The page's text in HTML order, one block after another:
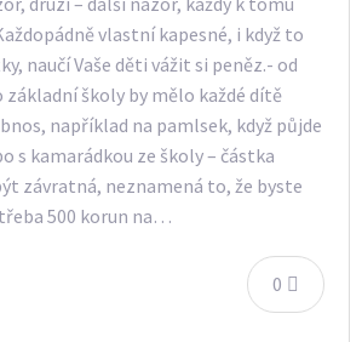
vlastní kapesné, i když to
naučí Vaše děti vážit si peněz.- od
školy by mělo každé dítě
například na pamlsek, když půjde
s kamarádkou ze školy – částka
závratná, neznamená to, že byste
500 korun na…
0